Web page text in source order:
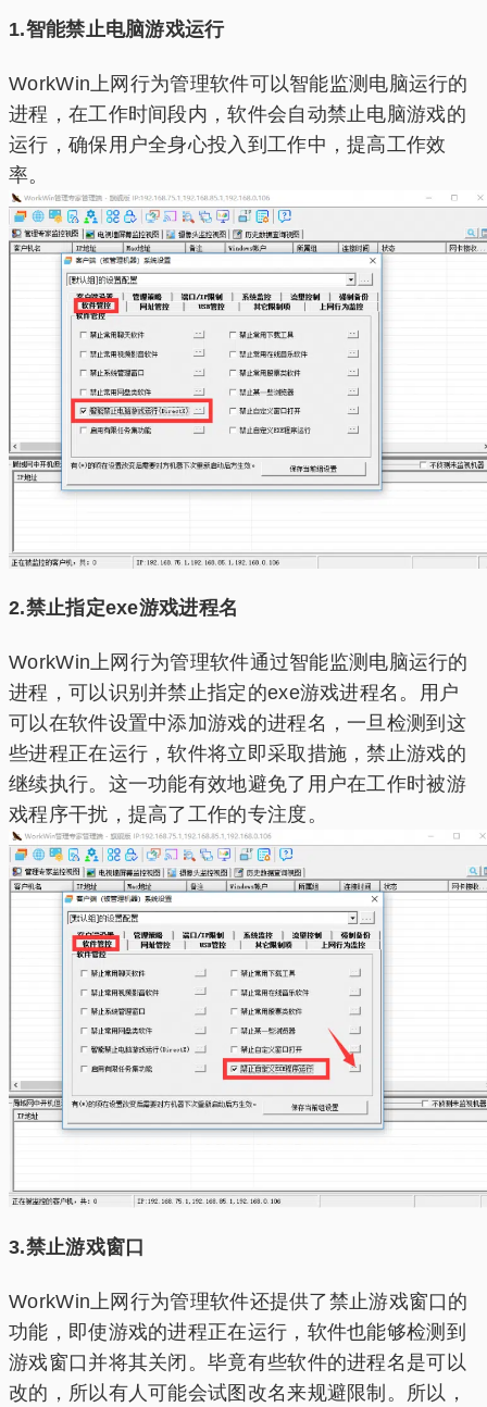
1.智能禁止电脑游戏运行
WorkWin上网行为管理软件可以智能监测电脑运行的
进程，在工作时间段内，软件会自动禁止电脑游戏的
运行，确保用户全身心投入到工作中，提高工作效
率。
2.禁止指定exe游戏进程名
WorkWin上网行为管理软件通过智能监测电脑运行的
进程，可以识别并禁止指定的exe游戏进程名。用户
可以在软件设置中添加游戏的进程名，一旦检测到这
些进程正在运行，软件将立即采取措施，禁止游戏的
继续执行。这一功能有效地避免了用户在工作时被游
戏程序干扰，提高了工作的专注度。
3.禁止游戏窗口
WorkWin上网行为管理软件还提供了禁止游戏窗口的
功能，即使游戏的进程正在运行，软件也能够检测到
游戏窗口并将其关闭。毕竟有些软件的进程名是可以
改的，所以有人可能会试图改名来规避限制。所以，